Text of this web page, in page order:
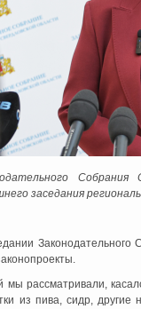
Собрания
заседания
мы рассматривали,
из пива, сидр,